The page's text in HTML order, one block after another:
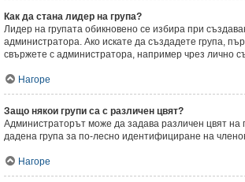
Как да стана лидер на група?
Лидер на групата обикновено се избира при
администратора. Ако искате да създадете група,
свържете с администратора, например чрез лично
Нагоре
Защо някои групи са с различен цвят?
Администраторът може да задава различен цвят на
дадена група за по-лесно идентифициране на
Нагоре